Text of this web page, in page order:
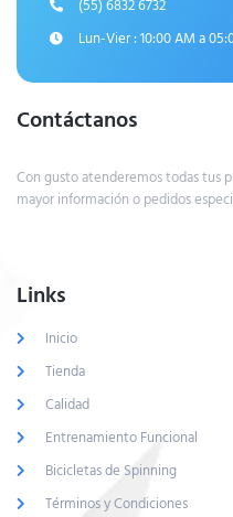
(55) 6832 6732
Lun-Vier : 10:00 AM a
Contáctanos
Con gusto atenderemos todas tus
mayor información o pedidos
Links
Inicio
Tienda
Calidad
Entrenamiento Funcional
Bicicletas de Spinning
Términos y Condiciones